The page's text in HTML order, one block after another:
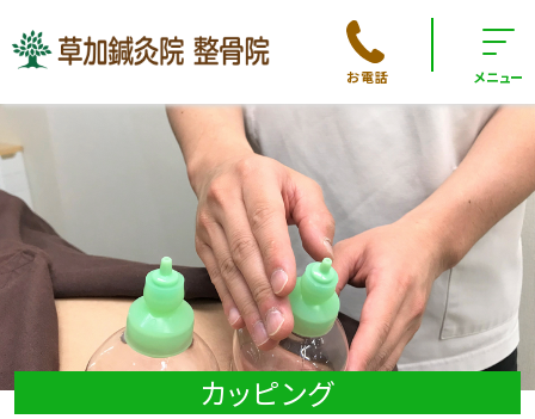
お電話 メニュー
カッピング